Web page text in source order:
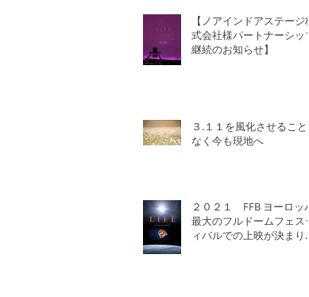
【ノアインドアステージ株
式会社様パートナーシップ
継続のお知らせ】
３.１１を風化させること
なく今も現地へ
２０２１ FFB ヨーロッパ
最大のフルドームフェステ
ィバルでの上映が決まりま